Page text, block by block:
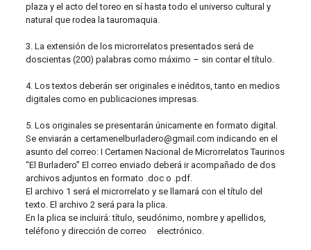
plaza y el acto del toreo en sí hasta todo el universo cultural y
natural que rodea la tauromaquia.
3. La extensión de los microrrelatos presentados será de
doscientas (200) palabras como máximo – sin contar el título.
4. Los textos deberán ser originales e inéditos, tanto en medios
digitales como en publicaciones impresas.
5. Los originales se presentarán únicamente en formato digital.
Se enviarán a certamenelburladero@gmail.com indicando en el
asunto del correo: I Certamen Nacional de Microrrelatos Taurinos
“El Burladero” El correo enviado deberá ir acompañado de dos
archivos adjuntos en formato .doc o .pdf.
El archivo 1 será el microrrelato y se llamará con el título del
texto. El archivo 2 será para la plica.
En la plica se incluirá: título, seudónimo, nombre y apellidos,
teléfono y dirección de correo electrónico.